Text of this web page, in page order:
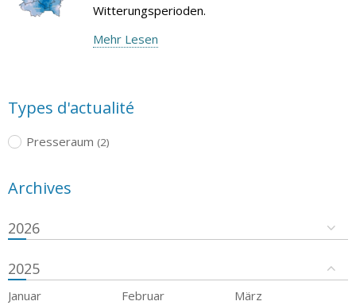
Witterungsperioden.
Mehr Lesen
Types d'actualité
Presseraum (2)
Archives
2026
2025
Januar Februar
März